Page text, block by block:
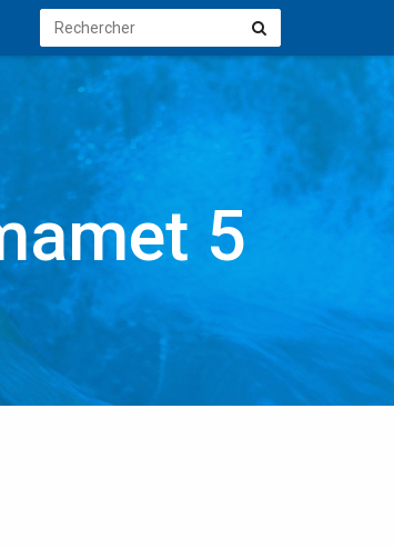
Rechercher Rechercher
5